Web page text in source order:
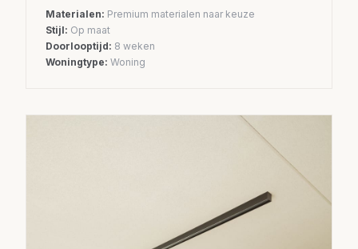
Materialen: Premium materialen naar keuze
Stijl: Op maat
Doorlooptijd: 8 weken
Woningtype: Woning